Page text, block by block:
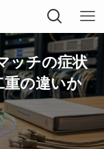
ッチの症状
重の違いか